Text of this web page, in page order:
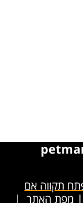
תקווה אם
| מפת האתר|